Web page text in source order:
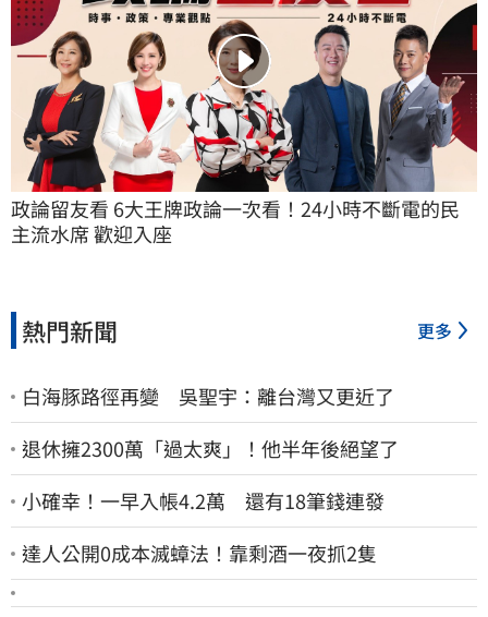
政論留友看 6大王牌政論一次看！24小時不斷電的民
主流水席 歡迎入座
熱門新聞 更多
白海豚路徑再變 吳聖宇：離台灣又更近了
退休擁2300萬「過太爽」！他半年後絕望了
小確幸！一早入帳4.2萬 還有18筆錢連發
達人公開0成本滅蟑法！靠剩酒一夜抓2隻